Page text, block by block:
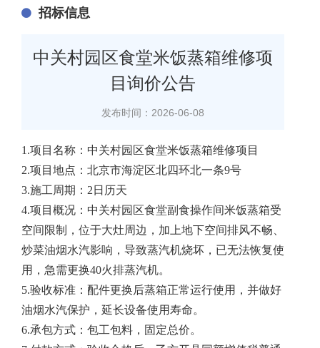
招标信息
中关村园区食堂米饭蒸箱维修项
目询价公告
发布时间：2026-06-08
1.项目名称：中关村园区食堂米饭蒸箱维修项目
2.项目地点：北京市海淀区北四环北一条9号
3.施工周期：2日历天
4.项目概况：中关村园区食堂副食操作间米饭蒸箱受
空间限制，位于大灶周边，加上地下空间排风不畅、
炒菜油烟水汽影响，导致蒸汽机烧坏，已无法恢复使
用，急需更换40火排蒸汽机。
5.验收标准：配件更换后蒸箱正常运行使用，并做好
油烟水汽保护，延长设备使用寿命。
6.承包方式：包工包料，固定总价。